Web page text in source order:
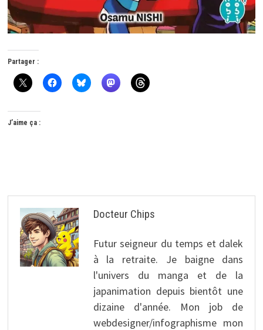
Partager :
J’aime ça :
Docteur Chips
Futur seigneur du temps et dalek
à la retraite. Je baigne dans
l'univers du manga et de la
japanimation depuis bientôt une
dizaine d'année. Mon job de
webdesigner/infographisme mon